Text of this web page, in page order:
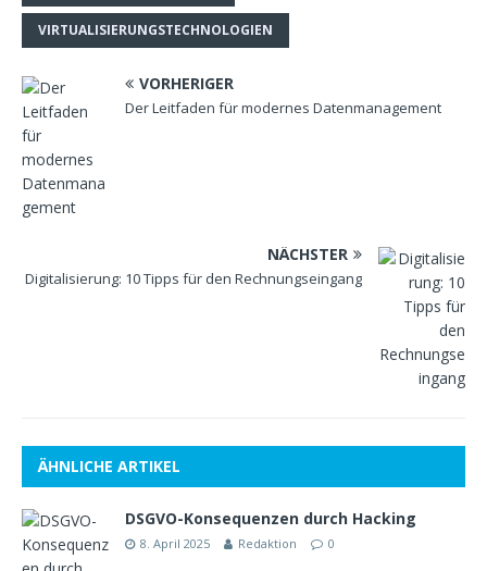
VIRTUALISIERUNGSTECHNOLOGIEN
VORHERIGER
Der Leitfaden für modernes Datenmanagement
NÄCHSTER
Digitalisierung: 10 Tipps für den Rechnungseingang
ÄHNLICHE ARTIKEL
DSGVO-Konsequenzen durch Hacking
8. April 2025 Redaktion 0